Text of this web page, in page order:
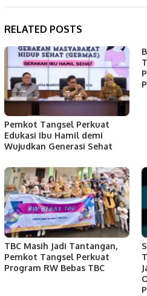
RELATED POSTS
Pemkot Tangsel Perkuat
Edukasi Ibu Hamil demi
Wujudkan Generasi Sehat
TBC Masih Jadi Tantangan,
Pemkot Tangsel Perkuat
Program RW Bebas TBC